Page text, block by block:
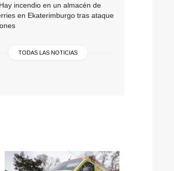
Hay incendio en un almacén de
en Ekaterimburgo tras ataque
TODAS LAS NOTICIAS